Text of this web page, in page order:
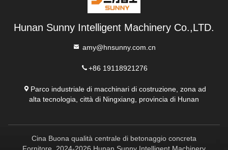
Hunan Sunny Intelligent Machinery Co.,LTD.
amy@hnsunny.com.cn
+86 19118921276
Parco industriale di macchinari di costruzione, zona ad
alta tecnologia, città di Ningxiang, provincia di Hunan
Cina Buona qualità centrale di betonaggio concreta